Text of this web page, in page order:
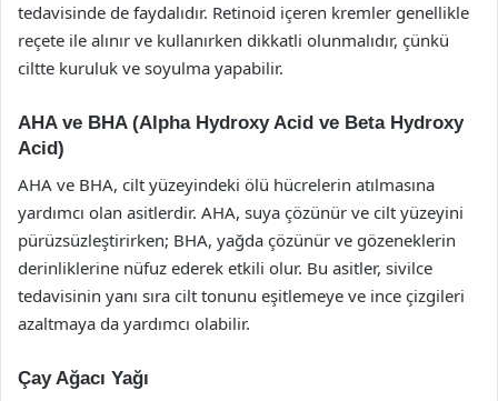
tedavisinde de faydalıdır. Retinoid içeren kremler genellikle
reçete ile alınır ve kullanırken dikkatli olunmalıdır, çünkü
ciltte kuruluk ve soyulma yapabilir.
AHA ve BHA (Alpha Hydroxy Acid ve Beta Hydroxy
Acid)
AHA ve BHA, cilt yüzeyindeki ölü hücrelerin atılmasına
yardımcı olan asitlerdir. AHA, suya çözünür ve cilt yüzeyini
pürüzsüzleştirirken; BHA, yağda çözünür ve gözeneklerin
derinliklerine nüfuz ederek etkili olur. Bu asitler, sivilce
tedavisinin yanı sıra cilt tonunu eşitlemeye ve ince çizgileri
azaltmaya da yardımcı olabilir.
Çay Ağacı Yağı